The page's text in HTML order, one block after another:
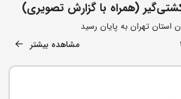
استان تهران به پایان رسید
مشاهده بیشتر